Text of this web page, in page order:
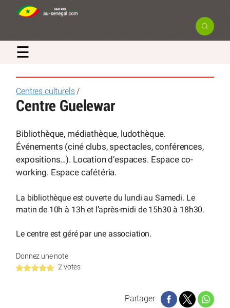
☰
Centres culturels/
Centre Guelewar
Bibliothèque, médiathèque, ludothèque.
Événements (ciné clubs, spectacles, conférences,
expositions…). Location d’espaces. Espace co-
working. Espace cafétéria.
La bibliothèque est ouverte du lundi au Samedi. Le
matin de 10h à 13h et l’après-midi de 15h30 à 18h30.
Le centre est géré par une association.
Donnez une note
2 votes
Partager